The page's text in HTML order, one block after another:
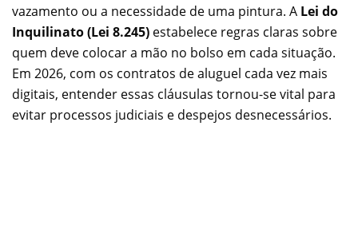
vazamento ou a necessidade de uma pintura. A Lei do
Inquilinato (Lei 8.245) estabelece regras claras sobre
quem deve colocar a mão no bolso em cada situação.
Em 2026, com os contratos de aluguel cada vez mais
digitais, entender essas cláusulas tornou-se vital para
evitar processos judiciais e despejos desnecessários.